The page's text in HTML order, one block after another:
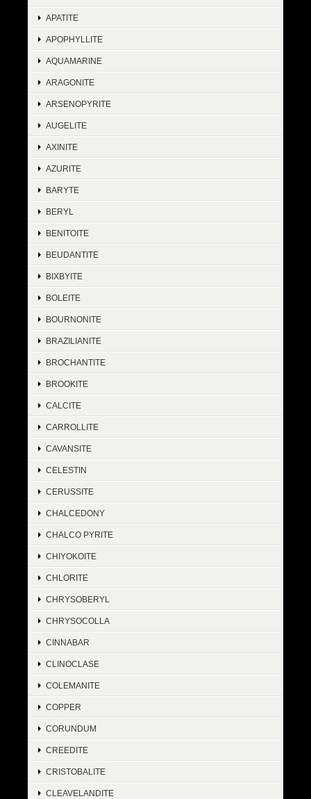
APATITE
APOPHYLLITE
AQUAMARINE
ARAGONITE
ARSENOPYRITE
AUGELITE
AXINITE
AZURITE
BARYTE
BERYL
BENITOITE
BEUDANTITE
BIXBYITE
BOLEITE
BOURNONITE
BRAZILIANITE
BROCHANTITE
BROOKITE
CALCITE
CARROLLITE
CAVANSITE
CELESTIN
CERUSSITE
CHALCEDONY
CHALCO PYRITE
CHIYOKOITE
CHLORITE
CHRYSOBERYL
CHRYSOCOLLA
CINNABAR
CLINOCLASE
COLEMANITE
COPPER
CORUNDUM
CREEDITE
CRISTOBALITE
CLEAVELANDITE